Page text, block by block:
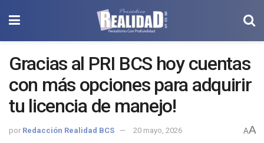
Gracias al PRI BCS hoy cuentas
con más opciones para adquirir
tu licencia de manejo!
por Redacción Realidad BCS 20 mayo, 2026 AA